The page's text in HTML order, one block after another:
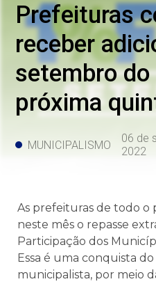
Prefeituras
receber
setembro
próxima
MUNICIPALISMO
06 de
2022
As prefeituras de todo o
neste mês o repasse
Participação dos
Essa é uma conquista
municipalista, por meio